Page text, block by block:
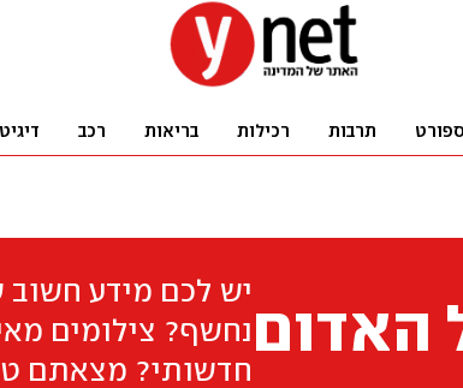
ספורט תרבות רכילות בריאות רכב
האדום
יש לכם מידע
נחשף? צילומים
חדשותי? מצאתם